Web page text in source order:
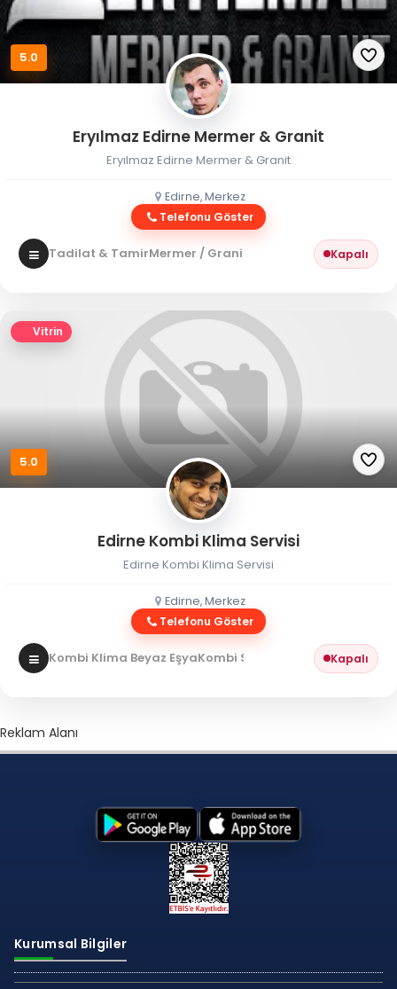
5.0
Eryılmaz Edirne Mermer & Granit
Eryılmaz Edirne Mermer & Granit
Edirne, Merkez
Telefonu Göster
Tadilat & TamirMermer / Granit Kapalı
Vitrin
5.0
Edirne Kombi Klima Servisi
Edirne Kombi Klima Servisi
Edirne, Merkez
Telefonu Göster
Kombi Klima Beyaz EşyaKombi Servisi Kapalı
Reklam Alanı
Kurumsal Bilgiler